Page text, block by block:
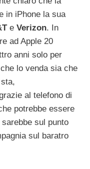
in iPhone la sua
e Verizon. In
ad Apple 20
anni solo per
lo venda sia che
al telefono di
potrebbe essere
sul punto
sul baratro